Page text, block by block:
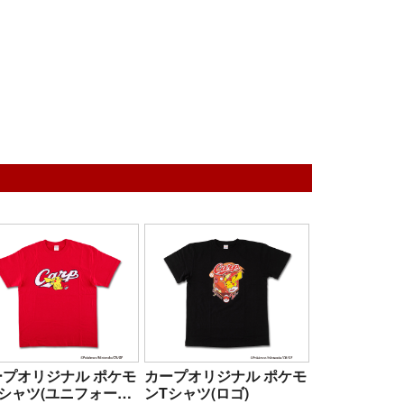
オリジナル ポケモ
ャツ(ユニフォーム
カープオリジナル ポケモ
ンTシャツ(ロゴ)